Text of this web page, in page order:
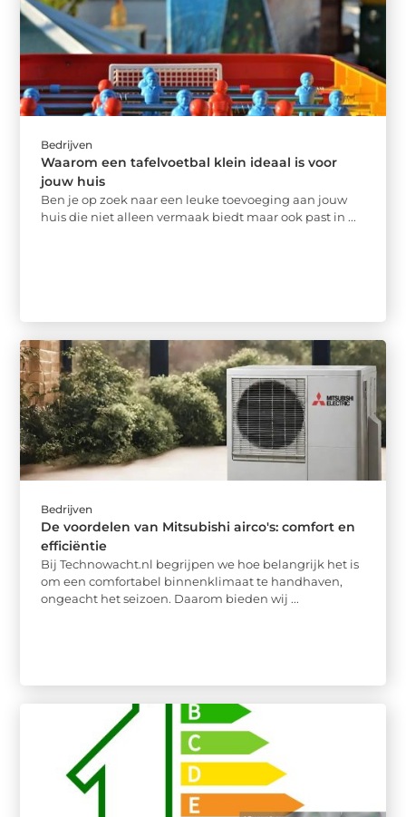
Bedrijven
Waarom een tafelvoetbal klein ideaal is voor
jouw huis
Ben je op zoek naar een leuke toevoeging aan jouw
huis die niet alleen vermaak biedt maar ook past in ...
Bedrijven
De voordelen van Mitsubishi airco's: comfort en
efficiëntie
Bij Technowacht.nl begrijpen we hoe belangrijk het is
om een comfortabel binnenklimaat te handhaven,
ongeacht het seizoen. Daarom bieden wij ...